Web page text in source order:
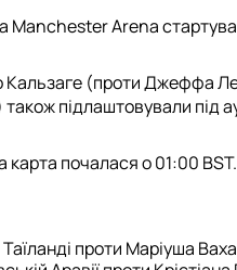
Manchester Arena
Кальзаге (проти Джеффа
підлаштовували під
почалася о 01:00 BST.
проти Маріуша